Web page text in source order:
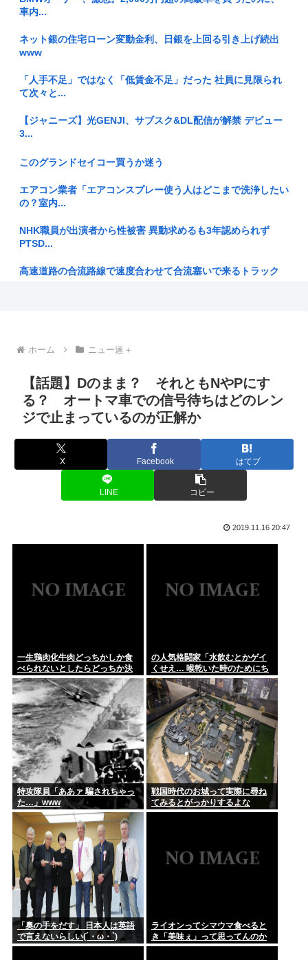
人生のレール外れたら一瞬で人生終わった！
ん。東京...
【画像】お前らが遊びに行きたくなる家がこちら
【報告者がキチ】帰宅すると嫁が息子（5ケ月）の風呂あがり
をパン1...
鳥山明は「フリーザの第三形態を速攻スキップ」したよな。尾
満が県に...
立場を政...
昔のガンガンは良かった
ジャンポケ斎藤、刑務所で7年間イジメられることが確定
【終身刑化の傾向】無期懲役刑の仮釈放、2025年は「わずか4
【北九州市】「女性が着用している下着を見たかった」コンビ
ニ店内や...
【悲報】ラーメンおぢ、青く変色した『にんにく』が出てきて
車内...
ネット銀の住宅ローン変動金利、日銀を上回る引き上げ続出
www
「人手不足」ではなく「低賃金不足」だった 社員に見限られ
て次々と...
【ジャニーズ】光GENJI、サブスク&DL配信が解禁 デビュー
3...
このグランドセイコー買うか迷う
エアコン業者「エアコンスプレー使う人はどこまで洗浄したい
の？室内...
NHK職員が出演者から性被害 異動求めるも3年認められず
PTSD...
高速道路の合流路線で速度合わせて合流塞いで来るトラック
ァス・H...
ぼく、坊主頭に飽き足らず電気シェーバーでスキンヘッドにし
てしまう
ニューバランスはダサい！onは時代遅れ！サロモンを買え！
NothingPhoneに機種変した結果www
3日間お風呂入れてない
フジテレビで無修正の勃起ちんぽが流れる放送事故が発生
広末涼子さん 病気を患っていた
近所のコンビニの出禁が1年以上経ってもまだ解除されないん
やが…
七光り・馬鹿息子として活動するヤニカス岸谷蘭丸（25）
「いくら税...
【 】CXMTさん、Huaweiに続きApple(アポー)からの...
【動画】ショートスリーパー堀さん、対面で高須幹弥にキレる
ホーム ニュー速＋
【話題】Dのまま？ それともNやPにす
る？ オートマ車での信号待ちはどのレン
ジで止まっているのが正解か
X Facebook はてブ
LINE コピー
2019.11.16 20:47
一生鶏肉化牛肉どっちかしか食
べられないとしたらどっちか決
めれる？
の人気格闘家「水飲むとかゲイ
くせえ… 喉乾いた時のためにち
っちゃいゲイ水筒持ち歩くと
か。」
特攻隊員「ああァ 騙されちゃっ
た…」www
戦国時代のお城って実際に尋ね
てみるとがっかりするよな
「奥の手をだす」 日本人は英語
で言えないらしい(´・ω・`)
ライオンってシマウマ食べると
き「美味ぇ」って思ってんのか
な？